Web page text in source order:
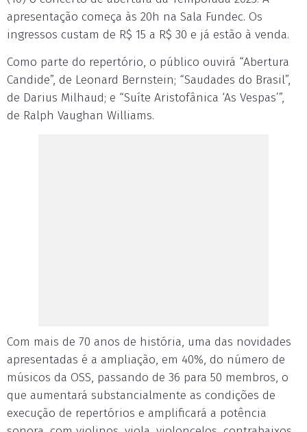
apresentação começa às 20h na Sala Fundec. Os
ingressos custam de R$ 15 a R$ 30 e já estão à venda.
Como parte do repertório, o público ouvirá “Abertura
Candide”, de Leonard Bernstein; “Saudades do Brasil”,
de Darius Milhaud; e “Suíte Aristofânica ‘As Vespas’”,
de Ralph Vaughan Williams.
Com mais de 70 anos de história, uma das novidades
apresentadas é a ampliação, em 40%, do número de
músicos da OSS, passando de 36 para 50 membros, o
que aumentará substancialmente as condições de
execução de repertórios e amplificará a potência